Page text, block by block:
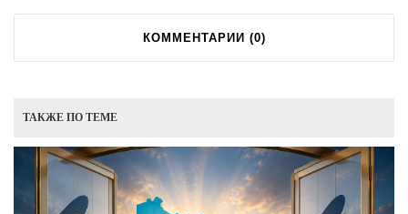
КОММЕНТАРИИ (0)
ТАКЖЕ ПО ТЕМЕ